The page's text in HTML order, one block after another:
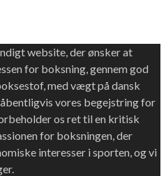
website, der ønsker at
for boksning, gennem god
med vægt på dansk
vores begejstring for
os ret til en kritisk
for boksningen, der
interesser i sporten, og vi